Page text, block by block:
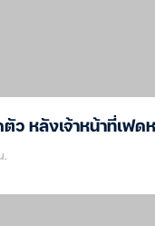
ว หลังเจ้าหน้าที่เฟด
.